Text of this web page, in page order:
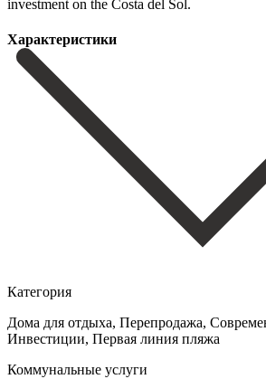
‌investment ‌on ‌the ‌Costa ‌del ‌Sol.
Характеристики
Категория
Дома для отдыха, Перепродажа,
Инвестиции, Первая линия пляжа
Коммунальные услуги